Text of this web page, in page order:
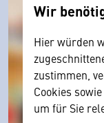
Wir
Hier würden
zustimmen,
Cookies
um für Sie